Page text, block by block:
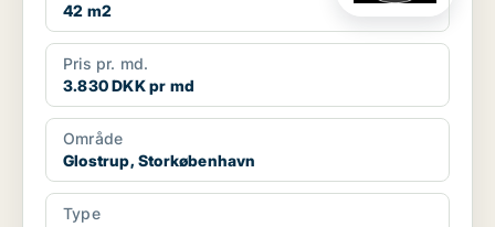
42 m2
Pris pr. md.
3.830 DKK pr md
Område
Glostrup, Storkøbenhavn
Type